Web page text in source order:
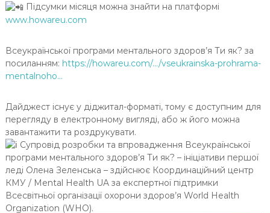
Підсумки місяця можна знайти на платформі
www.howareu.com
Всеукраїнської програми ментального здоров’я Ти як? за
посиланням: https://howareu.com/…/vseukrainska-prohrama-
mentalnoho…
Дайджест існує у діджитал-форматі, тому є доступним для
перегляду в електронному вигляді, або ж його можна
завантажити та роздрукувати.
Супровід розробки та впровадження Всеукраїнської
програми ментального здоров’я Ти як? – ініціативи першої
леді Олена Зеленська – здійснює Координаційний центр
КМУ / Mental Health UA за експертної підтримки
Всесвітньої організації охорони здоров’я World Health
Organization (WHO).